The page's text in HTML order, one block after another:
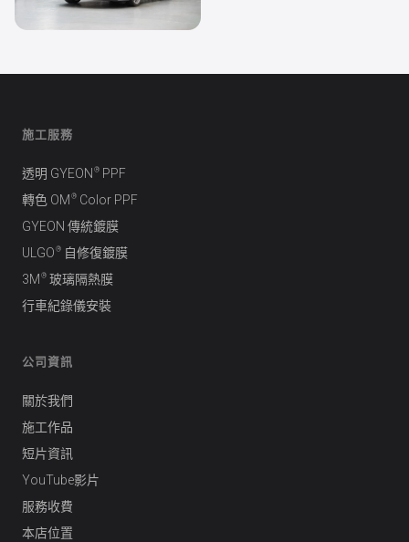
Porsche 911
施工服務
透明 GYEON ® PPF
轉色 OM ® Color PPF
GYEON 傳統鍍膜
ULGO ® 自修復鍍膜
3M ® 玻璃隔熱膜
行車紀錄儀安裝
公司資訊
關於我們
施工作品
短片資訊
YouTube影片
服務收費
本店位置